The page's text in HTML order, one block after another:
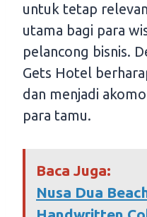
untuk tetap
utama bagi para
pelancong bisnis.
Gets Hotel
dan menjadi
para tamu.
Baca Juga:
Nusa Dua